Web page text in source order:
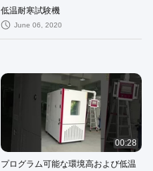
低温耐寒試験機
June 06, 2020
00:28
プログラム可能な環境高および低温